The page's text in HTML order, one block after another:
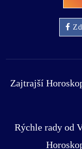
Zajtrajší
Rýchle rady od